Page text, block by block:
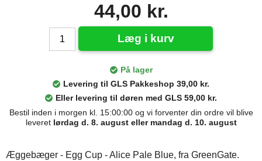
44,00 kr.
Læg i kurv
På lager
Levering til GLS Pakkeshop 39,00 kr.
Eller levering til døren med GLS 59,00 kr.
Bestil inden i morgen kl. 15:00:00 og vi forventer din ordre vil blive
leveret lørdag d. 8. august eller mandag d. 10. august
Æggebæger - Egg Cup - Alice Pale Blue, fra GreenGate.